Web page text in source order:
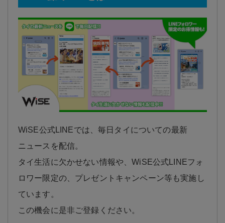
WiSE公式LINEでは、毎日タイについての最新
ニュースを配信。
タイ生活に欠かせない情報や、WiSE公式LINEフォ
ロワー限定の、プレゼントキャンペーン等も実施し
ています。
この機会に是非ご登録ください。